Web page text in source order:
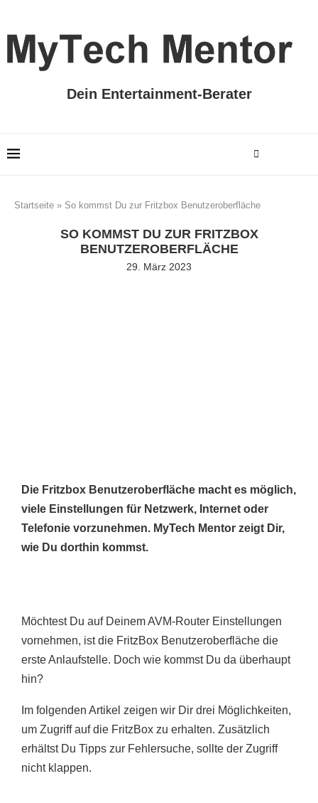
Dein Entertainment-Berater
Startseite » So kommst Du zur Fritzbox Benutzeroberfläche
SO KOMMST DU ZUR FRITZBOX
BENUTZEROBERFLÄCHE
29. März 2023
Die Fritzbox Benutzeroberfläche macht es möglich,
viele Einstellungen für Netzwerk, Internet oder
Telefonie vorzunehmen. MyTech Mentor zeigt Dir,
wie Du dorthin kommst.
Möchtest Du auf Deinem AVM-Router Einstellungen
vornehmen, ist die FritzBox Benutzeroberfläche die
erste Anlaufstelle. Doch wie kommst Du da überhaupt
hin?
Im folgenden Artikel zeigen wir Dir drei Möglichkeiten,
um Zugriff auf die FritzBox zu erhalten. Zusätzlich
erhältst Du Tipps zur Fehlersuche, sollte der Zugriff
nicht klappen.